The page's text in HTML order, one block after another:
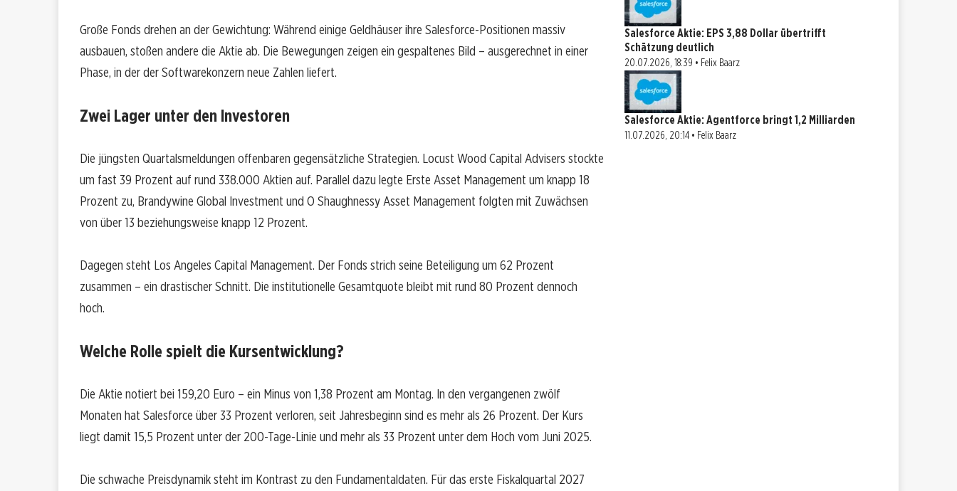
Große Fonds drehen an der Gewichtung: Während einige Geldhäuser ihre Salesforce-Positionen massiv
ausbauen, stoßen andere die Aktie ab. Die Bewegungen zeigen ein gespaltenes Bild – ausgerechnet in einer
Phase, in der der Softwarekonzern neue Zahlen liefert.
Zwei Lager unter den Investoren
Die jüngsten Quartalsmeldungen offenbaren gegensätzliche Strategien. Locust Wood Capital Advisers stockte
um fast 39 Prozent auf rund 338.000 Aktien auf. Parallel dazu legte Erste Asset Management um knapp 18
Prozent zu, Brandywine Global Investment und O Shaughnessy Asset Management folgten mit Zuwächsen
von über 13 beziehungsweise knapp 12 Prozent.
Dagegen steht Los Angeles Capital Management. Der Fonds strich seine Beteiligung um 62 Prozent
zusammen – ein drastischer Schnitt. Die institutionelle Gesamtquote bleibt mit rund 80 Prozent dennoch
hoch.
Welche Rolle spielt die Kursentwicklung?
Die Aktie notiert bei 159,20 Euro – ein Minus von 1,38 Prozent am Montag. In den vergangenen zwölf
Monaten hat Salesforce über 33 Prozent verloren, seit Jahresbeginn sind es mehr als 26 Prozent. Der Kurs
liegt damit 15,5 Prozent unter der 200-Tage-Linie und mehr als 33 Prozent unter dem Hoch vom Juni 2025.
Die schwache Preisdynamik steht im Kontrast zu den Fundamentaldaten. Für das erste Fiskalquartal 2027
Salesforce Aktie: EPS 3,88 Dollar übertrifft
Schätzung deutlich
20.07.2026, 18:39 • Felix Baarz
Salesforce Aktie: Agentforce bringt 1,2 Milliarden
11.07.2026, 20:14 • Felix Baarz